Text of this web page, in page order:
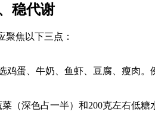
稳代谢
聚焦以下三点：
鸡蛋、牛奶、鱼虾、豆腐、瘦肉
（深色占一半）和200克左右低